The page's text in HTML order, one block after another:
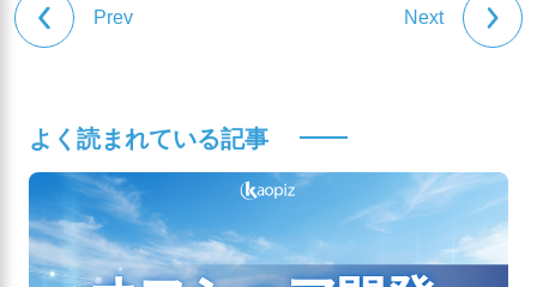
Prev Next
よく読まれている記事